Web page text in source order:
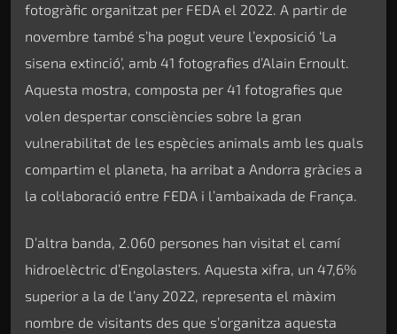
fotogràfic organitzat per FEDA el 2022. A partir de
novembre també s’ha pogut veure l’exposició ‘La
sisena extinció’, amb 41 fotografies d’Alain Ernoult.
Aquesta mostra, composta per 41 fotografies que
volen despertar consciències sobre la gran
vulnerabilitat de les espècies animals amb les quals
compartim el planeta, ha arribat a Andorra gràcies a
la col·laboració entre FEDA i l’ambaixada de França.
D’altra banda, 2.060 persones han visitat el camí
hidroelèctric d’Engolasters. Aquesta xifra, un 47,6%
superior a la de l’any 2022, representa el màxim
nombre de visitants des que s’organitza aquesta